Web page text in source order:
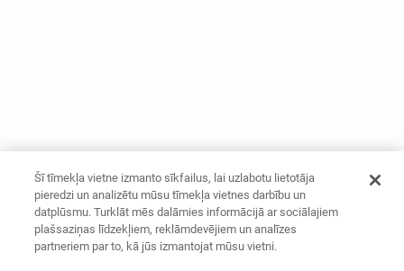
Šī tīmekļa vietne izmanto sīkfailus, lai uzlabotu lietotāja
pieredzi un analizētu mūsu tīmekļa vietnes darbību un
datplūsmu. Turklāt mēs dalāmies informācijā ar sociālajiem
plašsaziņas līdzekļiem, reklāmdevējiem un analīzes
partneriem par to, kā jūs izmantojat mūsu vietni.